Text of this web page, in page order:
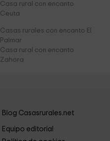
Casa rural con encanto
Ceuta
Casas rurales con encanto El
Palmar
Casa rural con encanto
Zahora
Blog Casasrurales.net
Equipo editorial